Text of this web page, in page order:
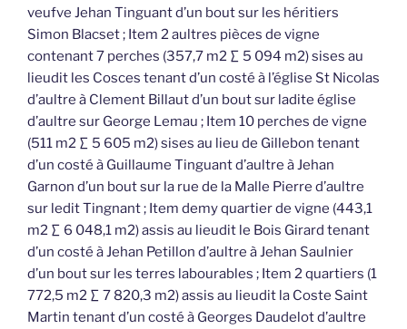
veufve Jehan Tinguant d’un bout sur les héritiers
Simon Blacset ; Item 2 aultres pièces de vigne
contenant 7 perches (357,7 m2 ∑ 5 094 m2) sises au
lieudit les Cosces tenant d’un costé à l’église St Nicolas
d’aultre à Clement Billaut d’un bout sur ladite église
d’aultre sur George Lemau ; Item 10 perches de vigne
(511 m2 ∑ 5 605 m2) sises au lieu de Gillebon tenant
d’un costé à Guillaume Tinguant d’aultre à Jehan
Garnon d’un bout sur la rue de la Malle Pierre d’aultre
sur ledit Tingnant ; Item demy quartier de vigne (443,1
m2 ∑ 6 048,1 m2) assis au lieudit le Bois Girard tenant
d’un costé à Jehan Petillon d’aultre à Jehan Saulnier
d’un bout sur les terres labourables ; Item 2 quartiers (1
772,5 m2 ∑ 7 820,3 m2) assis au lieudit la Coste Saint
Martin tenant d’un costé à Georges Daudelot d’aultre